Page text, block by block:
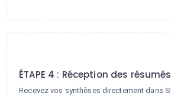
ÉTAPE 4 : Réception des résumés
Recevez vos synthèses directement dans